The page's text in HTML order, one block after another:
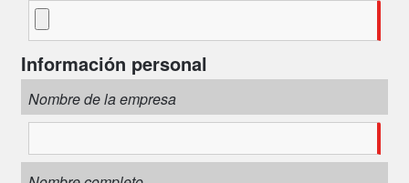
Información personal
Nombre de la empresa